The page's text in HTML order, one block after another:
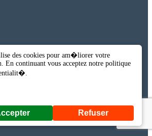
des cookies pour am�liorer votre
En continuant vous acceptez notre politique
Refuser